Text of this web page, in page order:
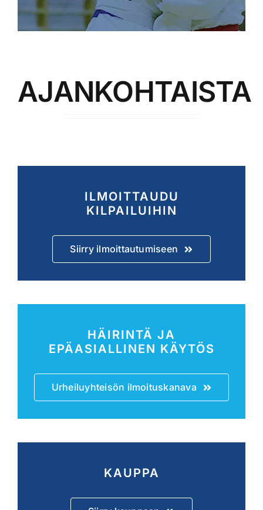
AJANKOHTAISTA
ILMOITTAUDU
KILPAILUIHIN
Siirry ilmoittautumiseen
HÄIRINTÄ JA
EPÄASIALLINEN KÄYTÖS
Urheiluyhteisön ilmoituskanava
KAUPPA